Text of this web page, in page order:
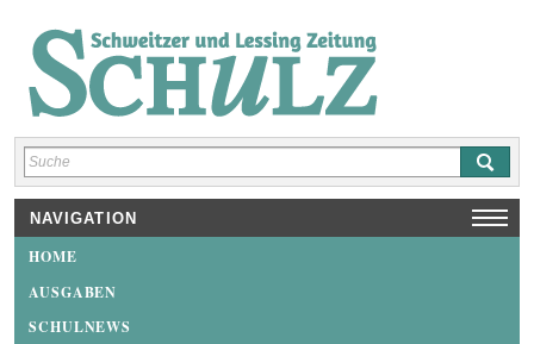
NAVIGATION
HOME
AUSGABEN
SCHULNEWS